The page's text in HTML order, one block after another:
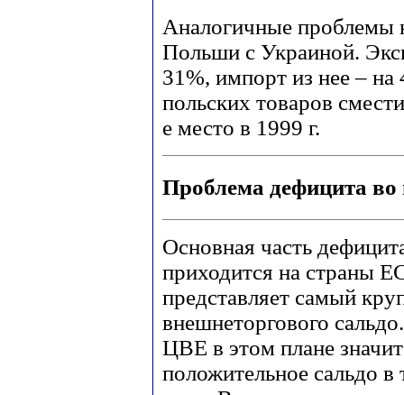
Аналогичные проблемы
Польши с Украиной.
31%, импорт из нее –
польских товаров
е место в 1999 г.
Проблема дефицита во
Основная часть
приходится на страны
представляет самый
внешнеторгового
ЦВЕ в этом плане
положительное сальдо